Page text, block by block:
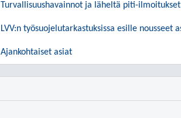
Turvallisuushavainnot ja läheltä piti-ilmoitukset
LVV:n työsuojelutarkastuksissa esille nousseet
Ajankohtaiset asiat